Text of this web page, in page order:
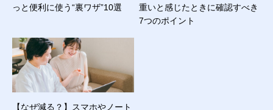
っと便利に使う“裏ワザ”10選
重いと感じたときに確認すべき
7つのポイント
【なぜ減る？】スマホやノート